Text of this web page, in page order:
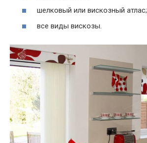
шелковый или вискозный атлас;
все виды вискозы.